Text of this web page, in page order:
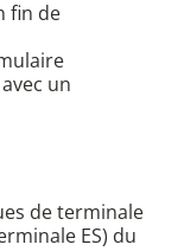
fin de
un
de terminale
ES) du